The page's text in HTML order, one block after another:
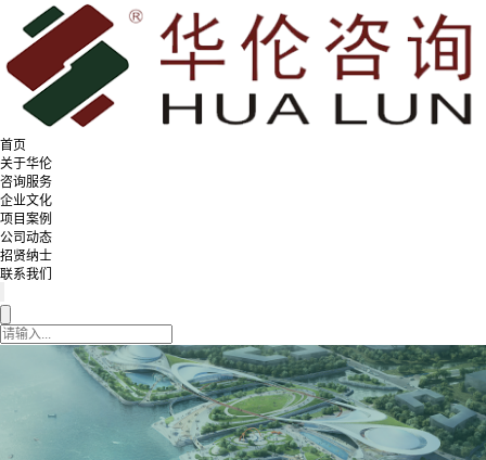
首页
关于华伦
咨询服务
企业文化
项目案例
公司动态
招贤纳士
联系我们